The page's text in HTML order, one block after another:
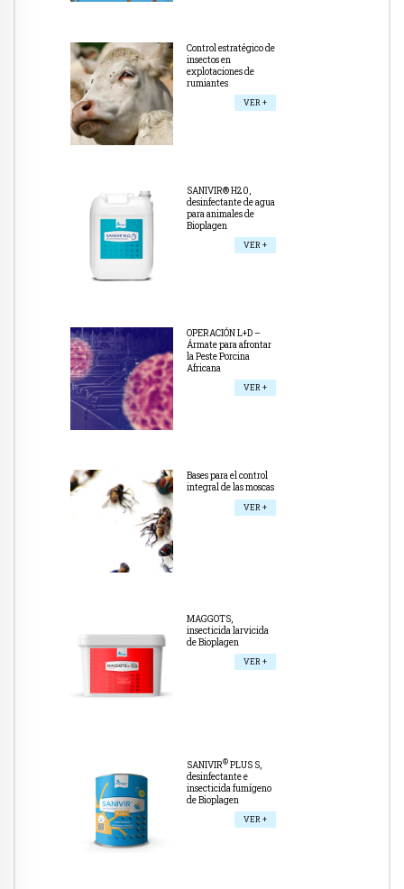
Control estratégico de
insectos en
explotaciones de
rumiantes
VER +
SANIVIR® H20,
desinfectante de agua
para animales de
Bioplagen
VER +
OPERACIÓN L+D –
Ármate para afrontar
la Peste Porcina
Africana
VER +
Bases para el control
integral de las moscas
VER +
MAGGOTS,
insecticida larvicida
de Bioplagen
VER +
SANIVIR®PLUS S,
desinfectante e
insecticida fumígeno
de Bioplagen
VER +